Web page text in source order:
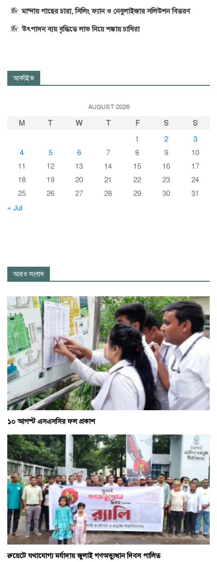
মান্দায় গাছের চারা, সিলিং ফ্যান ও নেবুলাইজার সলিউশন বিতরণ
উৎপাদন ব্যয় বৃদ্ধিতে লাভ নিয়ে শঙ্কায় চাষিরা
আর্কাইভ
AUGUST 2026
M T W T F S
S
1
2
3
4
5 6 7 8 9
10
11
12 13 14 15 16
17
18
19 20 21 22 23
24
25
26 27 28 29 30
31
« Jul
আরও সংবাদ
১০ আগস্ট এসএসসির ফল প্রকাশ
রুয়েটে যথাযোগ্য মর্যাদায় জুলাই গণঅভ্যুত্থান দিবস পালিত